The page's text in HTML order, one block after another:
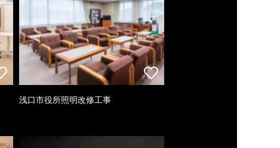
浅口市役所照明改修工事